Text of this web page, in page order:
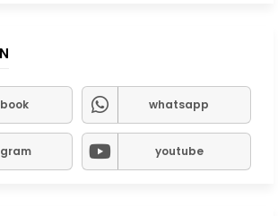
whatsapp
youtube